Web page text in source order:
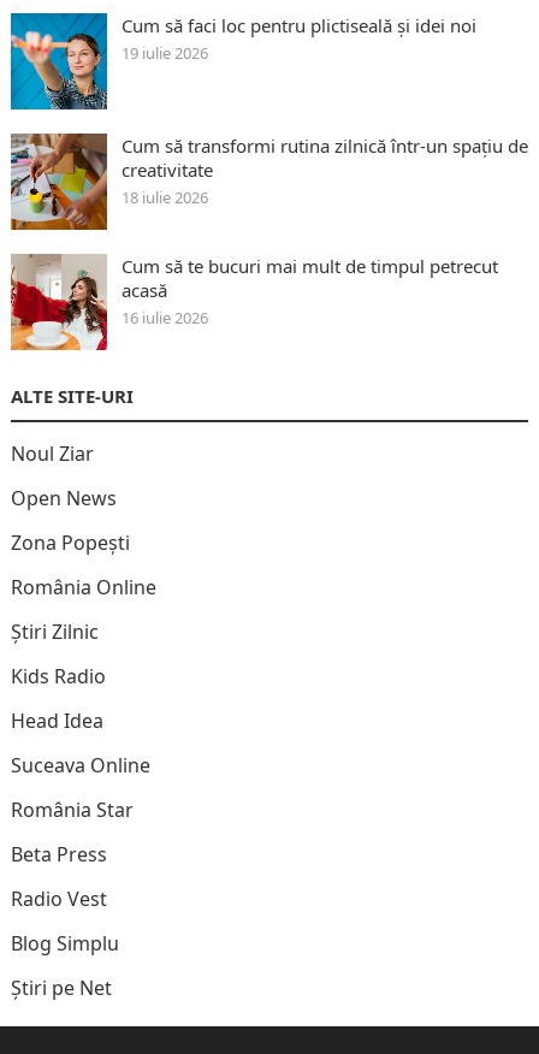
Cum să faci loc pentru plictiseală și idei noi
19 iulie 2026
Cum să transformi rutina zilnică într-un spațiu de
creativitate
18 iulie 2026
Cum să te bucuri mai mult de timpul petrecut
acasă
16 iulie 2026
ALTE SITE-URI
Noul Ziar
Open News
Zona Popești
România Online
Știri Zilnic
Kids Radio
Head Idea
Suceava Online
România Star
Beta Press
Radio Vest
Blog Simplu
Știri pe Net